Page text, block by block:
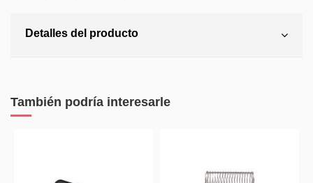
Detalles del producto
También podría interesarle